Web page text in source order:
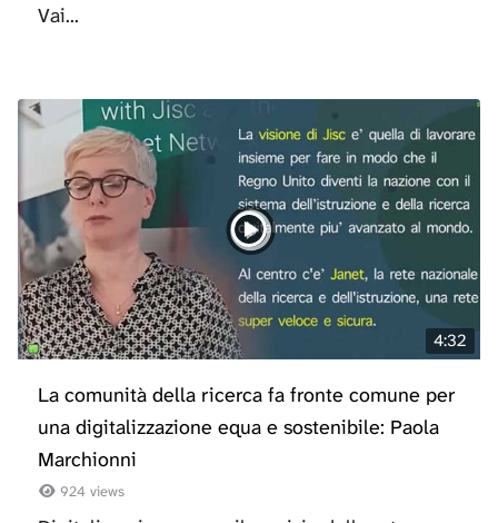
Vai...
4:32
La comunità della ricerca fa fronte comune per
una digitalizzazione equa e sostenibile: Paola
Marchionni
924 views